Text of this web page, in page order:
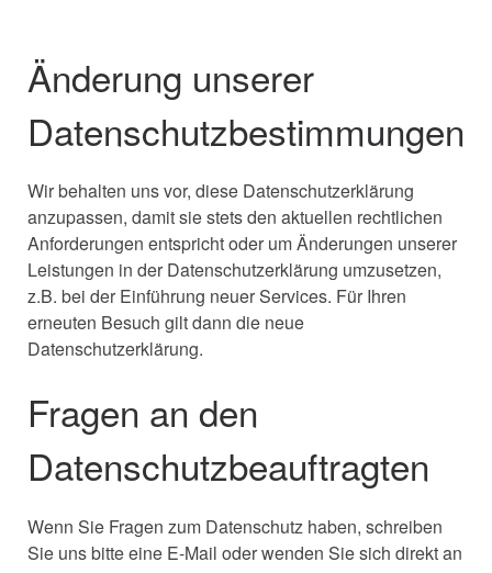
Änderung unserer
Datenschutzbestimmungen
Wir behalten uns vor, diese Datenschutzerklärung
anzupassen, damit sie stets den aktuellen rechtlichen
Anforderungen entspricht oder um Änderungen unserer
Leistungen in der Datenschutzerklärung umzusetzen,
z.B. bei der Einführung neuer Services. Für Ihren
erneuten Besuch gilt dann die neue
Datenschutzerklärung.
Fragen an den
Datenschutzbeauftragten
Wenn Sie Fragen zum Datenschutz haben, schreiben
Sie uns bitte eine E-Mail oder wenden Sie sich direkt an